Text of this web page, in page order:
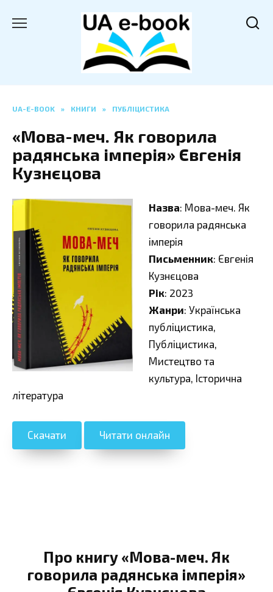
UA-E-BOOK » КНИГИ » ПУБЛІЦИСТИКА
«Мова-меч. Як говорила
радянська імперія» Євгенія
Кузнєцова
Назва: Мова-меч. Як
говорила радянська
імперія
Письменник: Євгенія
Кузнєцова
Рік: 2023
Жанри: Українська
публіцистика,
Публіцистика,
Мистецтво та
культура, Історична
література
Скачати Читати онлайн
Про книгу «Мова-меч. Як
говорила радянська імперія»